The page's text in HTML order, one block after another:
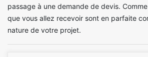
passage à une demande de devis.
que vous allez recevoir sont en parfaite
nature de votre projet.